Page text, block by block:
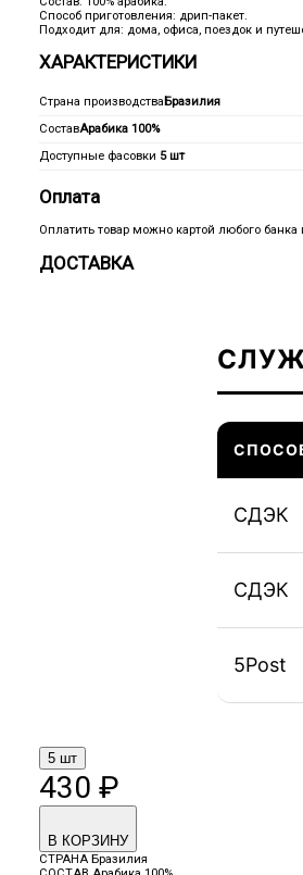
Способ приготовления: дрип-пакет.
Подходит для: дома, офиса, поездок и
ХАРАКТЕРИСТИКИ
Страна производстваБразилия
СоставАрабика 100%
Доступные фасовки 5 шт
Оплата
Оплатить товар можно картой любого
ДОСТАВКА
СДЭК
СДЭК
5Post
5 шт
430 ₽
В КОРЗИНУ
СТРАНА Бразилия